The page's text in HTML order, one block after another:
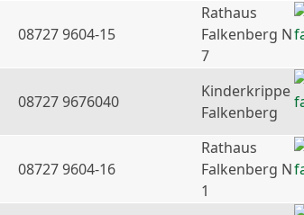
08727 9604-15
Rathaus
Falkenberg N
7
08727 9676040
Kinderkrippe
Falkenberg
08727 9604-16
Rathaus
Falkenberg N
1